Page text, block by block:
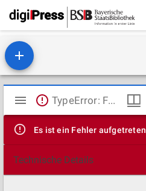
Mirador
Viewer
TypeError: Failed to fetch
Es ist ein Fehler aufgetreten
Technische Details